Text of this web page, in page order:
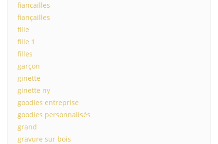
fiancailles
fiançailles
fille
fille 1
filles
garçon
ginette
ginette ny
goodies entreprise
goodies personnalisés
grand
gravure sur bois